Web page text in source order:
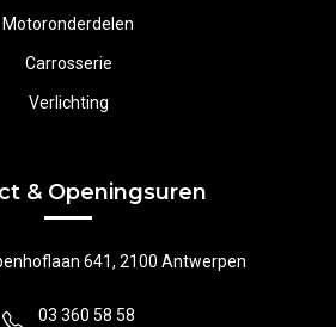
Motoronderdelen
Carrosserie
Verlichting
& Openingsuren
641, 2100 Antwerpen
03 360 58 58